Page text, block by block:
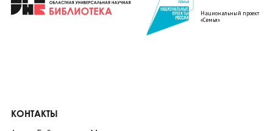
Национальный проект
«Семья»
КОНТАКТЫ